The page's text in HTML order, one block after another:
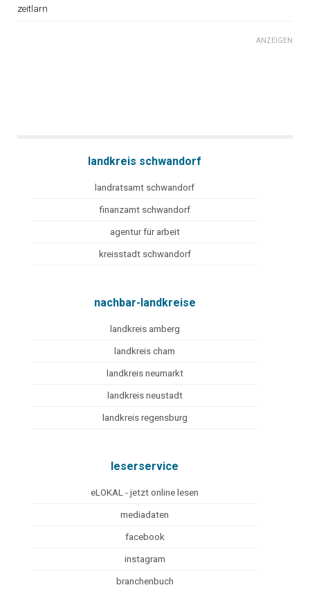
zeitlarn
ANZEIGEN
landkreis schwandorf
landratsamt schwandorf
finanzamt schwandorf
agentur für arbeit
kreisstadt schwandorf
nachbar-landkreise
landkreis amberg
landkreis cham
landkreis neumarkt
landkreis neustadt
landkreis regensburg
leserservice
eLOKAL - jetzt online lesen
mediadaten
facebook
instagram
branchenbuch